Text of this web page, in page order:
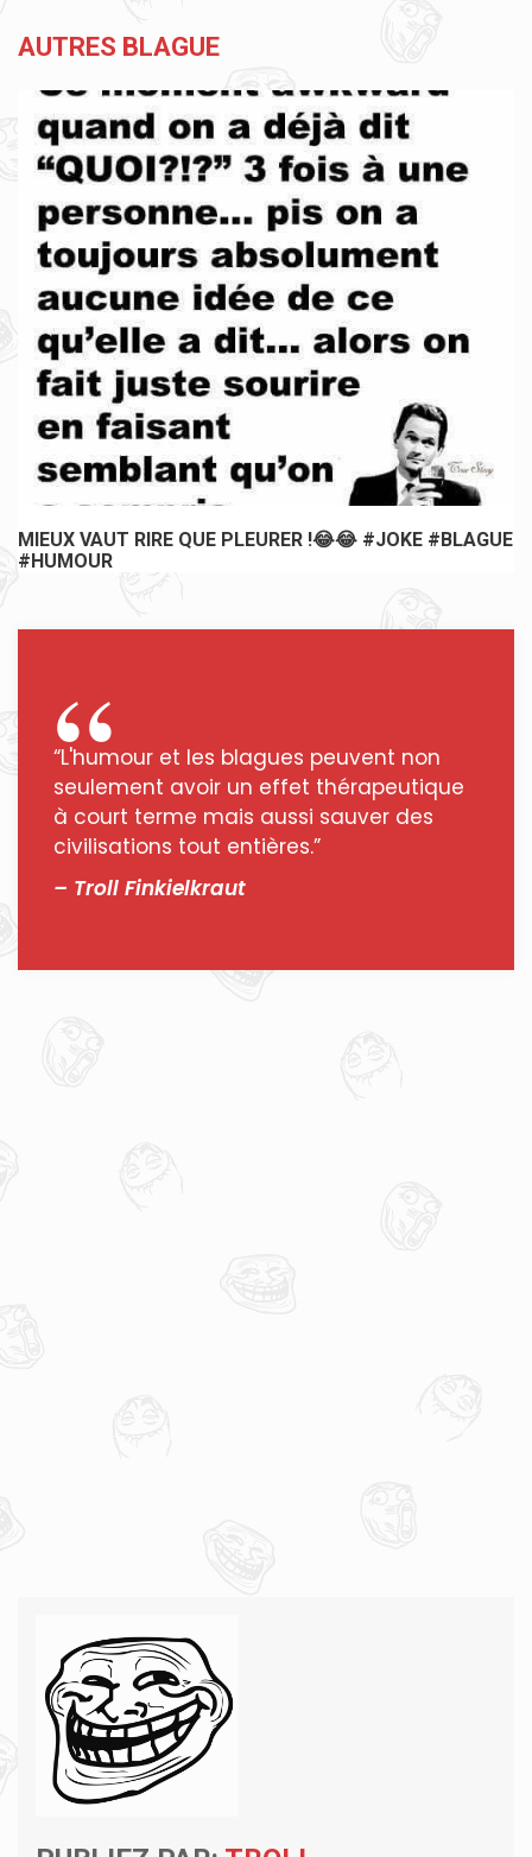
AUTRES BLAGUE
PLEURER !😂😂 #JOKE #BLAGUE 😂😂😂😂😂 #JOKE
“L'humour et les blagues peuvent non
seulement avoir un effet thérapeutique
à court terme mais aussi sauver des
civilisations tout entières.”
– Troll Finkielkraut